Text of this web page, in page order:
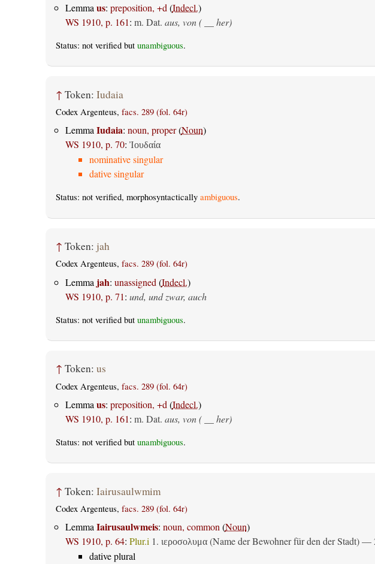
Lemma us: preposition, +d (Indecl.)
WS 1910, p. 161: m. Dat. aus, von ( __ her)
Status: not verified but unambiguous.
↑ Token: Iudaia
Codex Argenteus, facs. 289 (fol. 64r)
LemmaIudaia: noun, proper(Noun)
WS 1910, p. 70: Ἰουδαία
nominative singular
dative singular
Status: not verified, morphosyntactically ambiguous.
↑ Token: jah
Codex Argenteus, facs. 289 (fol. 64r)
Lemma jah: unassigned (Indecl.)
WS 1910, p. 71: und, und zwar, auch
Status: not verified but unambiguous.
↑ Token: us
Codex Argenteus, facs. 289 (fol. 64r)
Lemma us: preposition, +d (Indecl.)
WS 1910, p. 161: m. Dat. aus, von ( __ her)
Status: not verified but unambiguous.
↑ Token: Iairusaulwmim
Codex Argenteus, facs. 289 (fol. 64r)
LemmaIairusaulwmeis: noun, common(Noun)
WS 1910, p. 64: Plur.i1. ιεροσολυμα(Name der Bewohner für den der Stadt) —
dative plural